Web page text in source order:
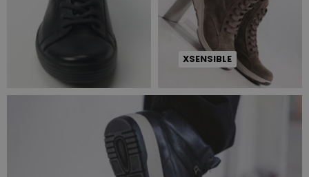
XSENSIBLE